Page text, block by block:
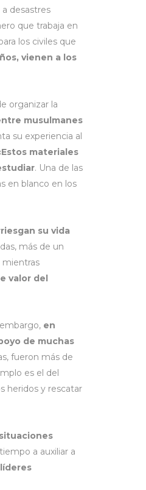
desastres
que trabaja en
los civiles que
vienen a los
organizar la
musulmanes
su experiencia al
materiales
. Una de las
en blanco en los
su vida
más de un
mientras
valor del
en
de muchas
fueron más de
es el del
heridos y rescatar
a auxiliar a